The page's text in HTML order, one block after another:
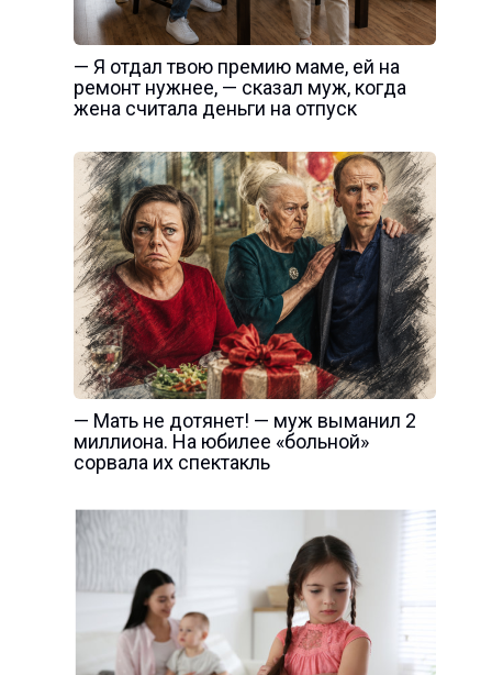
— Я отдал твою премию маме, ей на
ремонт нужнее, — сказал муж, когда
жена считала деньги на отпуск
— Мать не дотянет! — муж выманил 2
миллиона. На юбилее «больной»
сорвала их спектакль